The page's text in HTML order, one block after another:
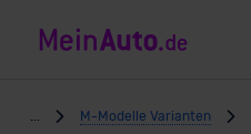
M-Modelle Varianten